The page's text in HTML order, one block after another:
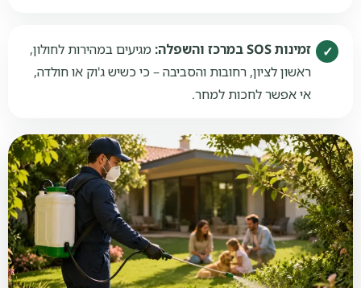
זמינות SOS במרכז והשפלה:
מגיעים במהירות לחולון,
ראשון לציון, רחובות והסביבה – כי כשיש ג'וק או חולדה,
אי אפשר לחכות למחר.